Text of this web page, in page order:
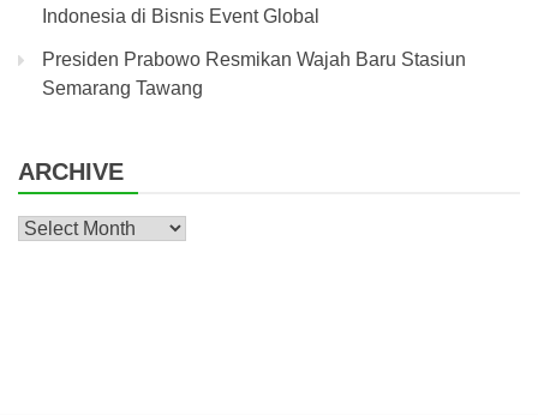
Indonesia di Bisnis Event Global
Presiden Prabowo Resmikan Wajah Baru Stasiun
Semarang Tawang
ARCHIVE
Archive